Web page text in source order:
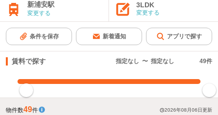
新浦安駅
変更する
3LDK
変更する
条件を保存 新着通知 アプリで探す
賃料で探す 指定なし 〜 指定なし 49件
物件数49件 2026年08月06日更新